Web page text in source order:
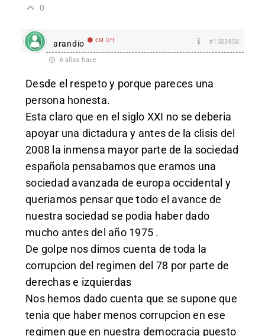
0
arandio EM Off #1503458
6 años hace
Desde el respeto y porque pareces una
persona honesta.
Esta claro que en el siglo XXI no se deberia
apoyar una dictadura y antes de la clisis del
2008 la inmensa mayor parte de la sociedad
española pensabamos que eramos una
sociedad avanzada de europa occidental y
queriamos pensar que todo el avance de
nuestra sociedad se podia haber dado
mucho antes del año 1975 .
De golpe nos dimos cuenta de toda la
corrupcion del regimen del 78 por parte de
derechas e izquierdas
Nos hemos dado cuenta que se supone que
tenia que haber menos corrupcion en ese
regimen que en nuestra democracia puesto